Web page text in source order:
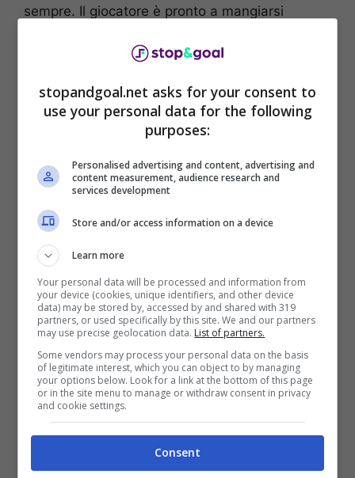
sempre. Il giocatore è pronto a mangiarsi
Paola si divide tra i vari impegni tra cui una
personaggi del mondo dello spettacolo.
Paola Di Benedetto, il top è
aderente quanto basta:
bellezza micidiale, le
campane suonano a festa
Una serata dalla grande eleganza, distribuita a
piene mani, specialmente da Paola che manco
a dirlo con il suo look ha mandato in visibilio i
suoi followers su
stopandgoal.net asks for your consent to
use your personal data for the following
purposes:
Personalised advertising and content, advertising and
content measurement, audience research and
services development
Store and/or access information on a device
Learn more
Your personal data will be processed and information from
your device (cookies, unique identifiers, and other device
data) may be stored by, accessed by and shared with 319
partners, or used specifically by this site. We and our partners
may use precise geolocation data. List of partners.
Some vendors may process your personal data on the basis
of legitimate interest, which you can object to by managing
your options below. Look for a link at the bottom of this page
or in the site menu to manage or withdraw consent in privacy
and cookie settings.
Consent